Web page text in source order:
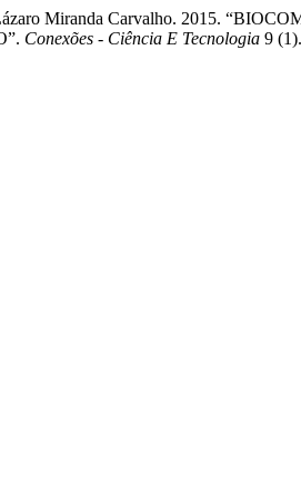
Miranda Carvalho. 2015.
Conexões - Ciência E Tecnologia 9